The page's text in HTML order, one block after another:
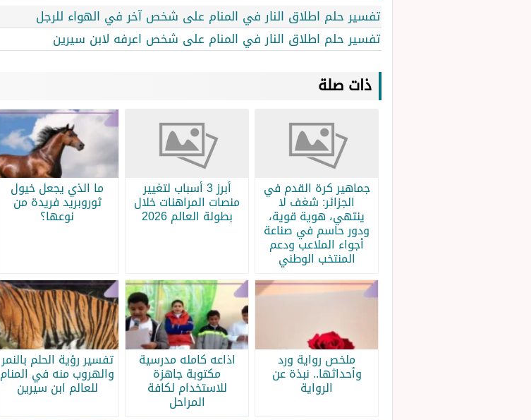
تفسير حلم اطلاق النار في المنام على شخص آخر في الهواء للرجل
تفسير حلم اطلاق النار في المنام على شخص اعرفه لابن سيرين
ذات صلة
جماهير كرة القدم في
الجزائر: شغف لا
ينتهي، هوية قوية،
ودور حاسم في صناعة
أجواء الملاعب ودعم
المنتخب الوطني
أبرز 3 أسباب لتغيير
منصات المراهنات خلال
بطولة العالم 2026
ما الذي يجعل خيول
ثوروبريد فريدة من
نوعها؟
ملخص رواية ورد
وأحداثها.. نبذة عن
الرواية
اذاعه كامله مدرسية
مكتوبة جاهزة
للاستخدام لكافة
المراحل
تفسير رؤية الحلم بالنمر
والهروب منه في المنام
للعالم ابن سيرين